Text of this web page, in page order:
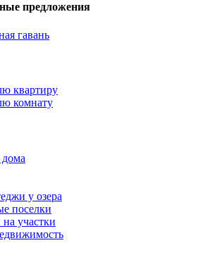
предложения
гавань
квартиру
комнату
у озера
поселки
участки